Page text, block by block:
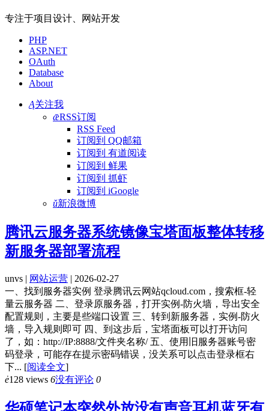
专注于项目设计、网站开发
PHP
ASP.NET
OAuth
Database
About
Ą关注我
ǣRSS订阅
RSS Feed
订阅到 QQ邮箱
订阅到 有道阅读
订阅到 鲜果
订阅到 抓虾
订阅到 iGoogle
ǔ新浪微博
腾讯云服务器系统镜像宝塔面板整体转移
新服务器部署流程
unvs | 网站运营 | 2026-02-27
一、找到服务器实例 登录腾讯云网站qcloud.com，搜索框-轻
量云服务器 二、登录原服务器，打开实例-防火墙，导出安全
配置规则，主要是些端口设置 三、转到新服务器，实例-防火
墙，导入规则即可 四、到这步后，宝塔面板可以打开访问
了，如：http://IP:8888/文件夹名称/ 五、使用旧服务器账号密
码登录，可能存在提示密码错误，没关系可以点击登录框右
下... [阅读全文]
ė128 views 6没有评论 0